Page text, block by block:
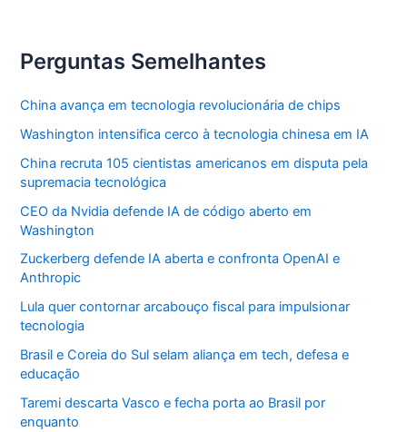
Perguntas Semelhantes
China avança em tecnologia revolucionária de chips
Washington intensifica cerco à tecnologia chinesa em IA
China recruta 105 cientistas americanos em disputa pela
supremacia tecnológica
CEO da Nvidia defende IA de código aberto em
Washington
Zuckerberg defende IA aberta e confronta OpenAI e
Anthropic
Lula quer contornar arcabouço fiscal para impulsionar
tecnologia
Brasil e Coreia do Sul selam aliança em tech, defesa e
educação
Taremi descarta Vasco e fecha porta ao Brasil por
enquanto